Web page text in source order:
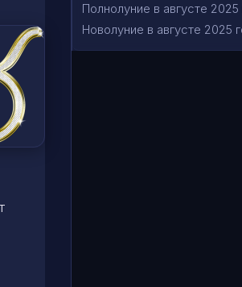
Полнолуние в августе 2025
Новолуние в августе 2025